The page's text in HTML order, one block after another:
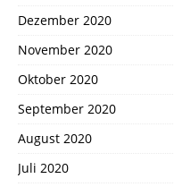
Dezember 2020
November 2020
Oktober 2020
September 2020
August 2020
Juli 2020